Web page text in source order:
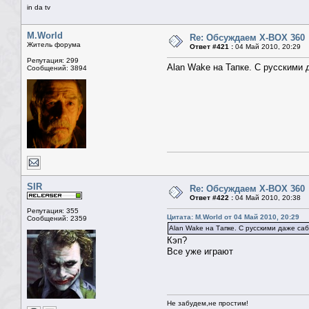
in da tv
M.World
Житель форума
Репутация: 299
Сообщений: 3894
Re: Обсуждаем X-BOX 360
Ответ #421 : 04 Май 2010, 20:29
Alan Wake на Тапке. С русскими
SIR
Репутация: 355
Сообщений: 2359
Re: Обсуждаем X-BOX 360
Ответ #422 : 04 Май 2010, 20:38
Цитата: M.World от 04 Май 2010, 20:29
Alan Wake на Тапке. С русскими даже
Кэп?
Все уже играют
Не забудем,не простим!